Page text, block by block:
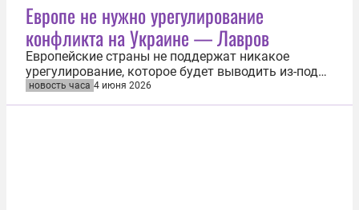
возможность полной отмены виз с Малайзией,
Индонезией, Бахрейном и Кувейтом, а также для...
Европе не нужно урегулирование
конфликта на Украине — Лавров
Европейские страны не поддержат никакое
урегулирование, которое будет выводить из-под
ее контроля нацистский режим Владимира
Зеленского. Об этом заявил в интервью
новость часа 4 июня 2026